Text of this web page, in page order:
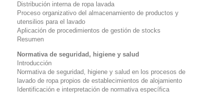
Distribución interna de ropa lavada
Proceso organizativo del almacenamiento de productos y
utensilios para el lavado
Aplicación de procedimientos de gestión de stocks
Resumen
Normativa de seguridad, higiene y salud
Introducción
Normativa de seguridad, higiene y salud en los procesos de
lavado de ropa propios de establecimientos de alojamiento
Identificación e interpretación de normativa específica